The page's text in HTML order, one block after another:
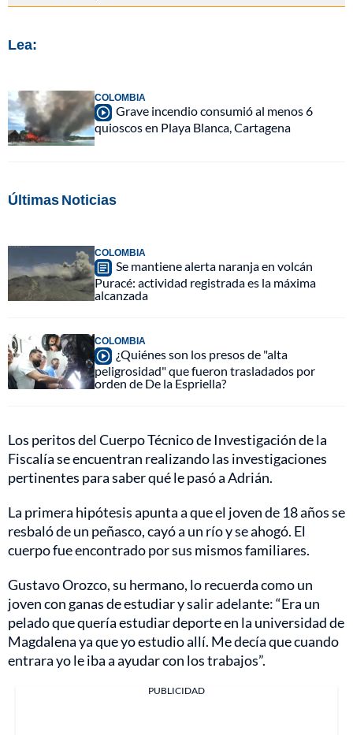
Lea:
COLOMBIA
Grave incendio consumió al menos 6
quioscos en Playa Blanca, Cartagena
Últimas Noticias
COLOMBIA
Se mantiene alerta naranja en volcán
Puracé: actividad registrada es la máxima
alcanzada
COLOMBIA
¿Quiénes son los presos de "alta
peligrosidad" que fueron trasladados por
orden de De la Espriella?
Los peritos del Cuerpo Técnico de Investigación de la
Fiscalía se encuentran realizando las investigaciones
pertinentes para saber qué le pasó a Adrián.
La primera hipótesis apunta a que el joven de 18 años se
resbaló de un peñasco, cayó a un río y se ahogó. El
cuerpo fue encontrado por sus mismos familiares.
Gustavo Orozco, su hermano, lo recuerda como un
joven con ganas de estudiar y salir adelante: “Era un
pelado que quería estudiar deporte en la universidad de
Magdalena ya que yo estudio allí. Me decía que cuando
entrara yo le iba a ayudar con los trabajos”.
PUBLICIDAD